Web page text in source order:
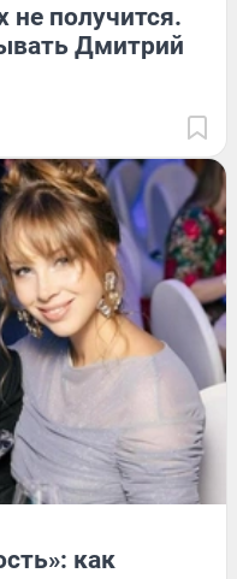
не получится.
Дмитрий
как